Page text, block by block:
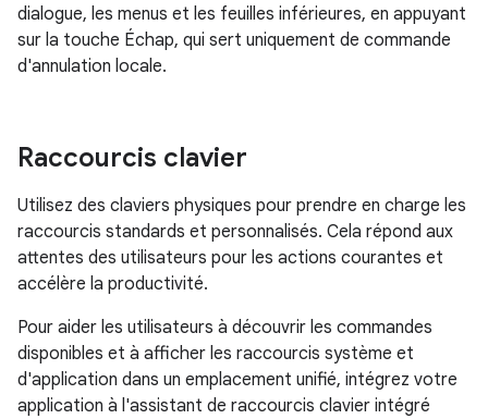
dialogue, les menus et les feuilles inférieures, en appuyant
sur la touche Échap, qui sert uniquement de commande
d'annulation locale.
Raccourcis clavier
Utilisez des claviers physiques pour prendre en charge les
raccourcis standards et personnalisés. Cela répond aux
attentes des utilisateurs pour les actions courantes et
accélère la productivité.
Pour aider les utilisateurs à découvrir les commandes
disponibles et à afficher les raccourcis système et
d'application dans un emplacement unifié, intégrez votre
application à l'assistant de raccourcis clavier intégré